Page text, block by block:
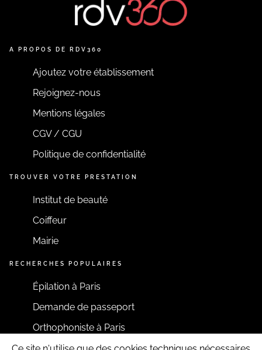
A PROPOS DE RDV360
Ajoutez votre établissement
Rejoignez-nous
Mentions légales
CGV / CGU
Politique de confidentialité
TROUVER VOTRE PRESTATION
Institut de beauté
Coiffeur
Mairie
RECHERCHES POPULAIRES
Épilation à Paris
Demande de passeport
Orthophoniste à Paris